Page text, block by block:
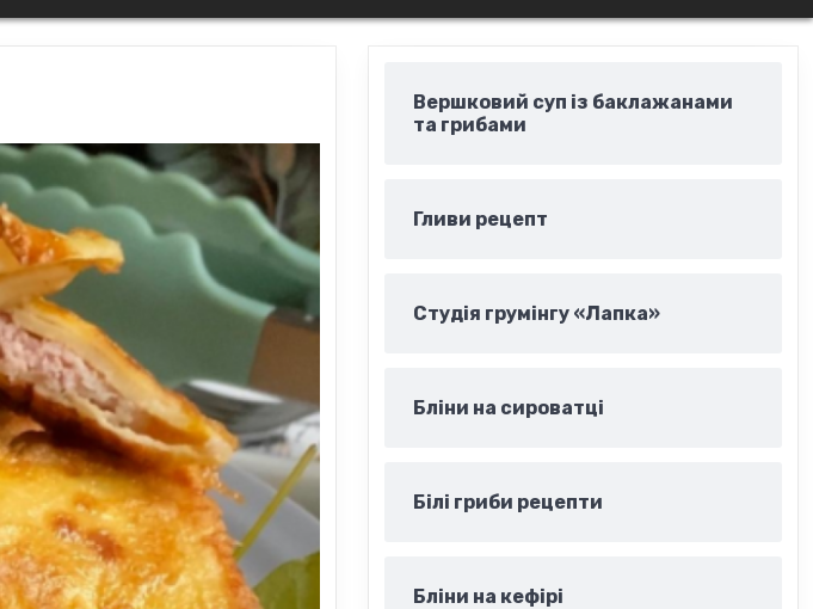
Вершковий суп із баклажанами
та грибами
Гливи рецепт
Студія грумінгу «Лапка»
Бліни на сироватці
Білі гриби рецепти
Бліни на кефірі